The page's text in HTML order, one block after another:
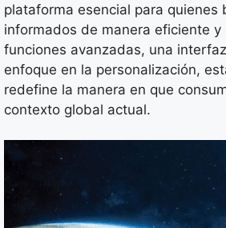
plataforma esencial para quienes
informados de manera eficiente y
funciones avanzadas, una
enfoque en la personalización,
redefine la manera en que
contexto global actual.